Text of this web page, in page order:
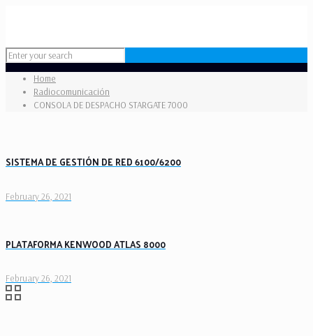
Home
Radiocomunicación
CONSOLA DE DESPACHO STARGATE 7000
SISTEMA DE GESTIÓN DE RED 6100/6200
February 26, 2021
PLATAFORMA KENWOOD ATLAS 8000
February 26, 2021